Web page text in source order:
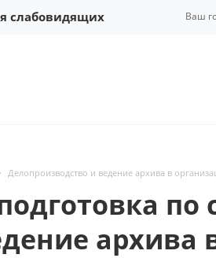
слабовидящих Ваш
Делопроизводство и ведение архива в
по
архива